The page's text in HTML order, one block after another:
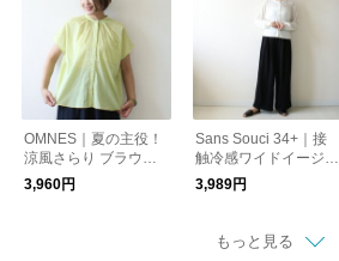
OMNES｜夏の主役！
涼風さらり ブラウス
半袖シャツ
3,960円
Sans Souci 34+｜接
触冷感ワイドイージー
パンツ スリット入り
3,989円
もっと見る